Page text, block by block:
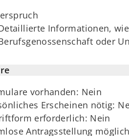
Informationen,
oder
vorhanden: Nein
Erscheinen nötig:
erforderlich: Nein
Antragsstellung